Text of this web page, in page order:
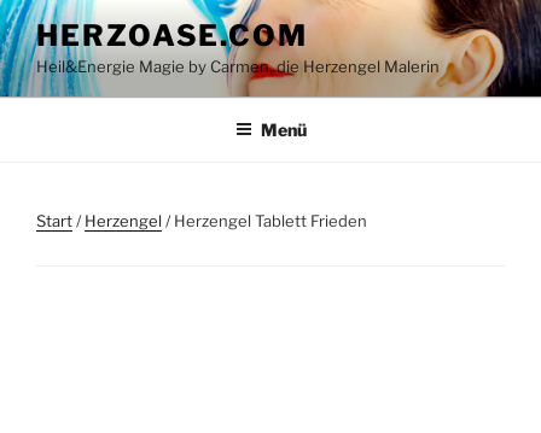
Zum
Inhalt
springen
HERZOASE.COM
Heil&Energie Magie by Carmen, die Herzengel Malerin
Menü
Start/Herzengel/ Herzengel Tablett Frieden